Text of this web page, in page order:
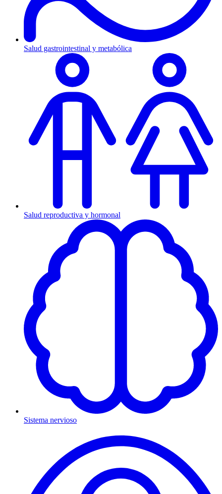
Salud gastrointestinal y metabólica
Salud reproductiva y hormonal
Sistema nervioso